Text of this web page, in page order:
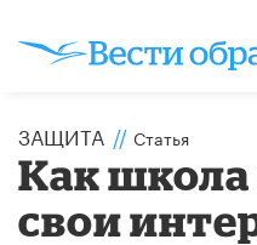
ЗАЩИТА // Статья
Как
свои